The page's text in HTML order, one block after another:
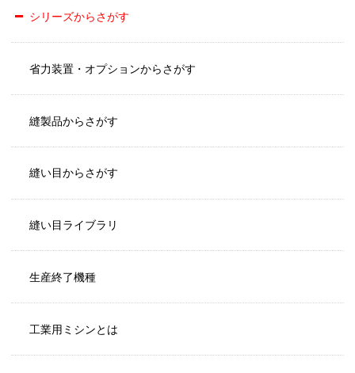
シリーズからさがす
省力装置・オプションからさがす
縫製品からさがす
縫い目からさがす
縫い目ライブラリ
生産終了機種
工業用ミシンとは